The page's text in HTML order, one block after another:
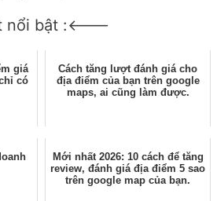
nổi bật :<---
giá
có
Cách tăng lượt đánh giá cho
địa điểm của bạn trên google
maps, ai cũng làm được.
Mới nhất 2026: 10 cách để tăng
review, đánh giá địa điểm 5 sao
trên google map của bạn.